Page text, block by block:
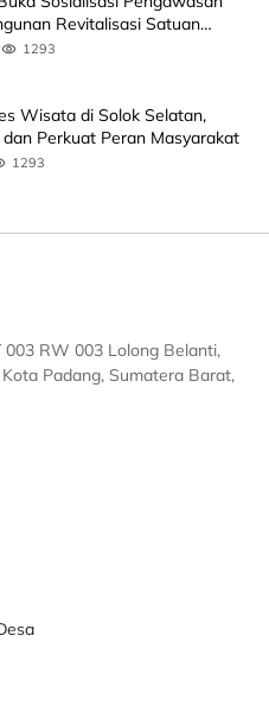
Revitalisasi Satuan
1293
Wisata di Solok Selatan,
dan Perkuat Peran Masyarakat
1293
003 RW 003 Lolong Belanti,
Padang, Sumatera Barat,